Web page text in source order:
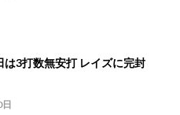
は3打数無安打 レイズに完封